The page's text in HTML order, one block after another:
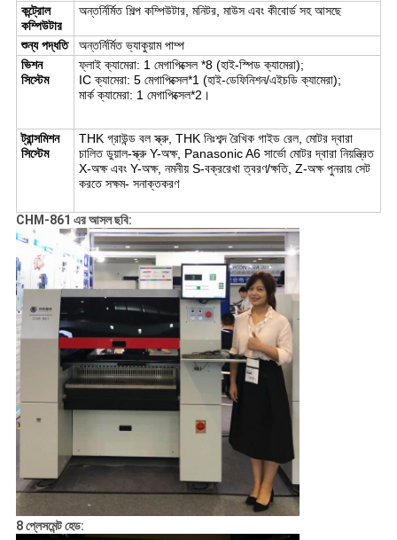
কন্ট্রোল
কম্পিউটার
অন্তর্নির্মিত শিল্প কম্পিউটার, মনিটর, মাউস এবং কীবোর্ড সহ আসছে
শুন্য পদ্ধতি
অন্তর্নির্মিত ভ্যাকুয়াম পাম্প
ভিশন
সিস্টেম
ফ্লাই ক্যামেরা: 1 মেগাপিক্সেল *8 (হাই-স্পিড ক্যামেরা);
IC ক্যামেরা: 5 মেগাপিক্সেল*1 (হাই-ডেফিনিশন/এইচডি ক্যামেরা);
মার্ক ক্যামেরা: 1 মেগাপিক্সেল*2।
ট্রান্সমিশন
সিস্টেম
THK গ্রাউন্ড বল স্ক্রু, THK নিঃশব্দ রৈখিক গাইড রেল, মোটর দ্বারা
চালিত ডুয়াল-স্ক্রু Y-অক্ষ, Panasonic A6 সার্ভো মোটর দ্বারা নিয়ন্ত্রিত
X-অক্ষ এবং Y-অক্ষ, নমনীয় S-বক্ররেখা ত্বরণ/ক্ষতি, Z-অক্ষ পুনরায় সেট
করতে সক্ষম- সনাক্তকরণ
CHM-861 এর আসল ছবি:
8 প্লেসমেন্ট হেড: